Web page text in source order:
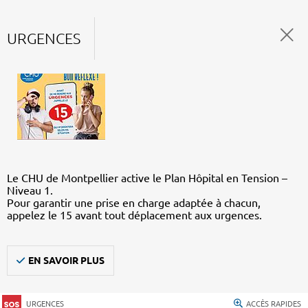
URGENCES
Le CHU de Montpellier active le Plan Hôpital en Tension –
Niveau 1.
Pour garantir une prise en charge adaptée à chacun,
appelez le 15 avant tout déplacement aux urgences.
EN SAVOIR PLUS
URGENCES ACCÈS RAPIDES